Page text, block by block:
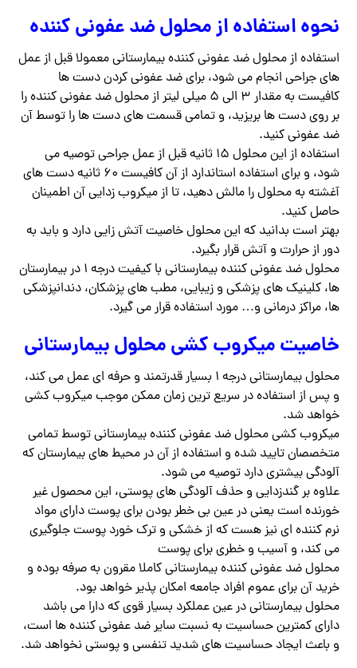
نحوه استفاده از محلول ضد عفونی کننده
استفاده از محلول ضد عفونی کننده بیمارستانی معمولا قبل از عمل
های جراحی انجام می شود، برای ضد عفونی کردن دست ها
کافیست به مقدار ۳ الی ۵ میلی لیتر از محلول ضد عفونی کننده را
بر روی دست ها بریزید، و تمامی قسمت های دست ها را توسط آن
ضد عفونی کنید.
استفاده از این محلول ۱۵ ثانیه قبل از عمل جراحی توصیه می
شود، و برای استفاده استاندارد از آن کافیست ۶۰ ثانیه دست های
آغشته به محلول را مالش دهید، تا از میکروب زدایی آن اطمینان
حاصل کنید.
بهتر است بدانید که این محلول خاصیت آتش زایی دارد و باید به
دور از حرارت و آتش قرار بگیرد.
محلول ضد عفونی کننده بیمارستانی با کیفیت درجه ۱ در بیمارستان
ها، کلینیک های پزشکی و زیبایی، مطب های پزشکان، دندانپزشکی
ها، مراکز درمانی و… مورد استفاده قرار می گیرد.
خاصیت میکروب کشی محلول بیمارستانی
محلول بیمارستانی درجه ۱ بسیار قدرتمند و حرفه ای عمل می کند،
و پس از استفاده در سریع ترین زمان ممکن موجب میکروب کشی
خواهد شد.
میکروب کشی محلول ضد عفونی کننده بیمارستانی توسط تمامی
متخصصان تایید شده و استفاده از آن در محیط های بیمارستان که
آلودگی بیشتری دارد توصیه می شود.
علاوه بر گندزدایی و حذف آلودگی های پوستی، این محصول غیر
خورنده است یعنی در عین بی خطر بودن برای پوست دارای مواد
نرم کننده ای نیز هست که از خشکی و ترک خورد پوست جلوگیری
می کند، و آسیب و خطری برای پوست
محلول ضد عفونی کننده بیمارستانی کاملا مقرون به صرفه بوده و
خرید آن برای عموم افراد جامعه امکان پذیر خواهد بود.
محلول بیمارستانی در عین عملکرد بسیار قوی که دارا می باشد
دارای کمترین حساسیت به نسبت سایر ضد عفونی کننده ها است،
و باعث ایجاد حساسیت های شدید تنفسی و‌ پوستی نخواهد شد.